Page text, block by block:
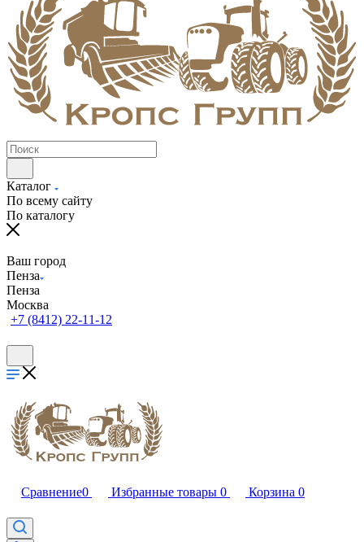
Каталог
По всему сайту
По каталогу
Ваш город
Пенза
Пенза
Москва
+7 (8412) 22-11-12
Сравнение0 Избранные товары 0 Корзина 0